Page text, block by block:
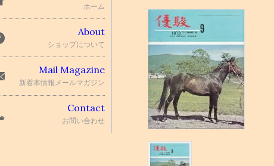
ホーム
About
ショップについて
Mail Magazine
新着本情報メールマガジン
Contact
お問い合わせ